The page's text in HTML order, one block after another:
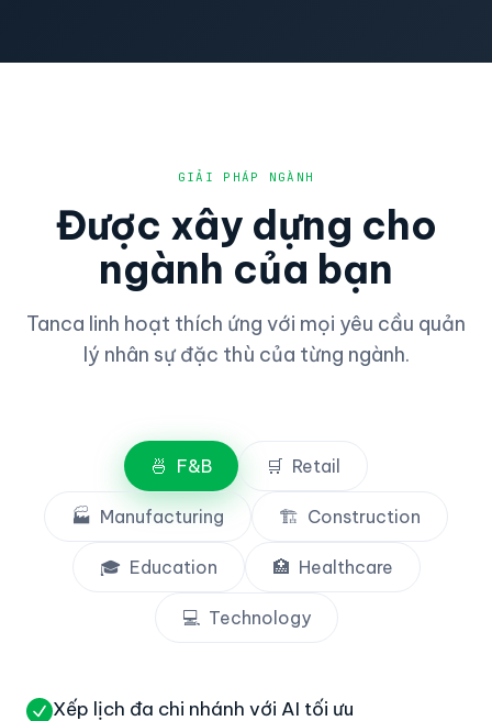
GIẢI PHÁP NGÀNH
Được xây dựng cho
ngành của bạn
Tanca linh hoạt thích ứng với mọi yêu cầu quản
lý nhân sự đặc thù của từng ngành.
🍜 F&B 🛒 Retail
🏭 Manufacturing 🏗️ Construction
🎓 Education 🏥 Healthcare
💻 Technology
Xếp lịch đa chi nhánh với AI tối ưu